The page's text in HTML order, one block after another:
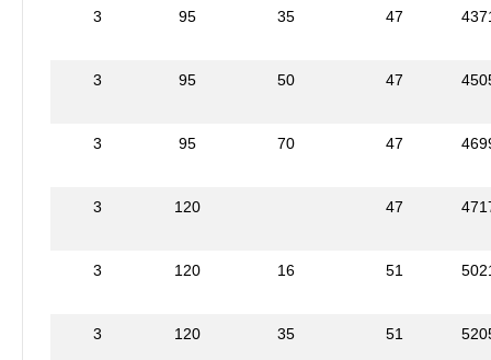
3 95 35 47
3 95 50 47
3 95 70 47
3 120 47
3 120 16 51
3 120 35 51